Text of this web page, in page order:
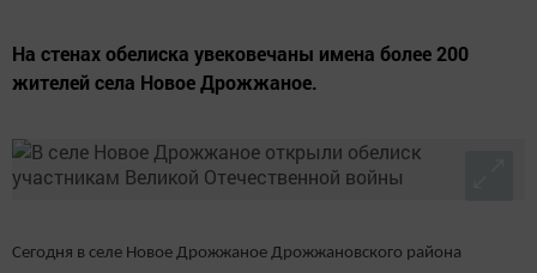
На стенах обелиска увековечаны имена более 200
жителей села Новое Дрожжаное.
Сегодня в селе Новое Дрожжаное Дрожжановского района